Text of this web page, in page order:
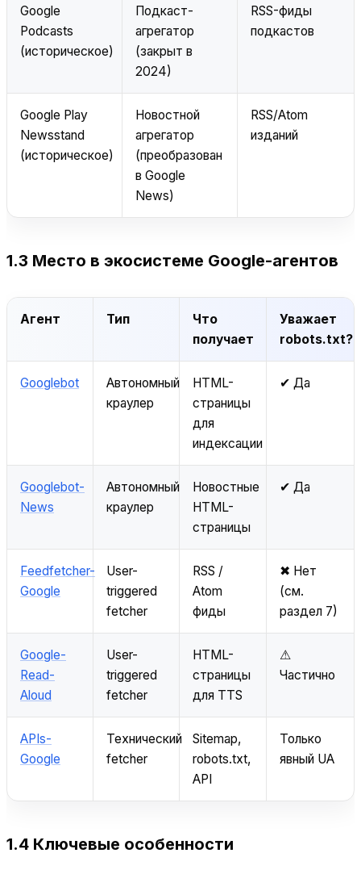
Google
Podcasts
(историческое)
Подкаст-
агрегатор
(закрыт в
2024)
RSS-фиды
подкастов
Google Play
Newsstand
(историческое)
Новостной
агрегатор
(преобразован
в Google
News)
RSS/Atom
изданий
1.3 Место в экосистеме Google-агентов
Агент Тип
Что
получает
Уважает
robots.txt?
Googlebot
Автономный
краулер
HTML-
страницы
для
индексации
✔ Да
Googlebot-
News
Автономный
краулер
Новостные
HTML-
страницы
✔ Да
Feedfetcher-
Google
User-
triggered
fetcher
RSS /
Atom
фиды
✖ Нет
(см.
раздел 7)
Google-
Read-
Aloud
User-
triggered
fetcher
HTML-
страницы
для TTS
⚠
Частично
APIs-
Google
Технический
fetcher
Sitemap,
robots.txt,
API
Только
явный UA
1.4 Ключевые особенности